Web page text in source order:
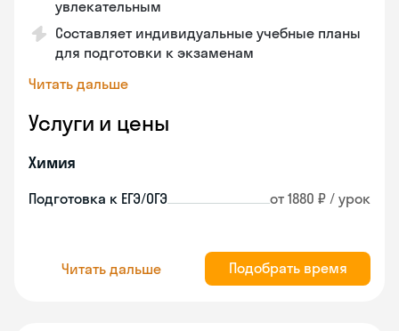
увлекательным
Составляет индивидуальные учебные планы
для подготовки к экзаменам
Читать дальше
Услуги и цены
Химия
Подготовка к ЕГЭ/ОГЭ от 1880 ₽ / урок
Читать дальше Подобрать время